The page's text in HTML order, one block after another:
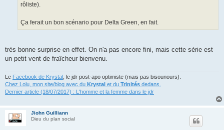
rôliste).
Ça ferait un bon scénario pour Delta Green, en fait.
très bonne surprise en effet. On n'a pas encore fini, mais cette série est
un petit vent de fraîcheur bienvenu.
Le Facebook de Krystal , le jdr post-apo optimiste (mais pas bisounours).
Chez Lolu, mon site/blog avec du Krystal et du Trinités dedans.
Dernier article (18/07/2017) : L'homme et la femme dans le jdr
Jiohn Guilliann
Dieu du plan social